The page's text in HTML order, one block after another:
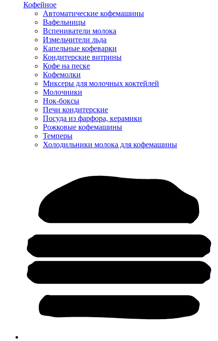
Кофейное
Автоматические кофемашины
Вафельницы
Вспениватели молока
Измельчители льда
Капельные кофеварки
Кондитерские витрины
Кофе на песке
Кофемолки
Миксеры для молочных коктейлей
Молочники
Нок-боксы
Печи кондитерские
Посуда из фарфора, керамики
Рожковые кофемашины
Темперы
Холодильники молока для кофемашины